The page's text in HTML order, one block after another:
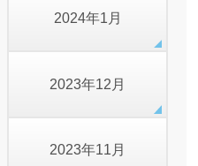
2024年1月
2023年12月
2023年11月